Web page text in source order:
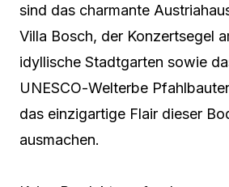
sind das charmante
Villa Bosch, der Konzertsegel
idyllische Stadtgarten sowie
UNESCΟ-Welterbe
das einzigartige Flair dieser
ausmachen.